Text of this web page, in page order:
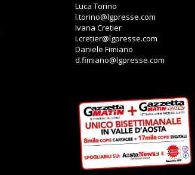
Luca Torino
l.torino@lgpresse.com
Ivana Cretier
i.cretier@lgpresse.com
Daniele Fimiano
d.fimiano@lgpresse.com